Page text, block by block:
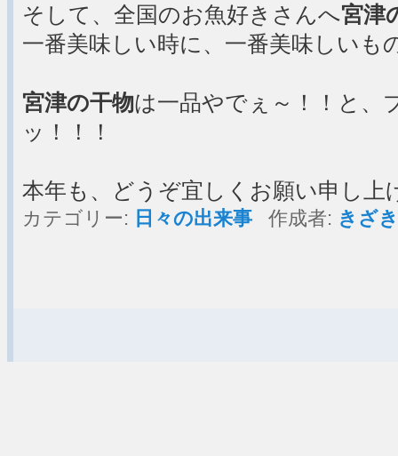
そして、全国のお魚好きさんへ宮津
一番美味しい時に、一番美味しいも
宮津の干物は一品やでぇ～！！と、
ッ！！！
本年も、どうぞ宜しくお願い申し上
カテゴリー: 日々の出来事 作成者: きざ